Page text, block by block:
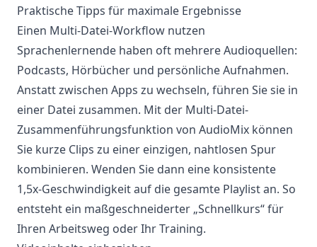
Praktische Tipps für maximale Ergebnisse
Einen Multi-Datei-Workflow nutzen
Sprachenlernende haben oft mehrere Audioquellen:
Podcasts, Hörbücher und persönliche Aufnahmen.
Anstatt zwischen Apps zu wechseln, führen Sie sie in
einer Datei zusammen. Mit der Multi-Datei-
Zusammenführungsfunktion von AudioMix können
Sie kurze Clips zu einer einzigen, nahtlosen Spur
kombinieren. Wenden Sie dann eine konsistente
1,5x-Geschwindigkeit auf die gesamte Playlist an. So
entsteht ein maßgeschneiderter „Schnellkurs“ für
Ihren Arbeitsweg oder Ihr Training.